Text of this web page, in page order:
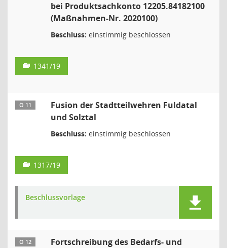
bei Produktsachkonto 12205.84182100
(Maßnahmen-Nr. 2020100)
Beschluss: einstimmig beschlossen
1341/19
Ö 11
Fusion der Stadtteilwehren Fuldatal
und Solztal
Beschluss: einstimmig beschlossen
1317/19
Beschlussvorlage
Ö 12
Fortschreibung des Bedarfs- und